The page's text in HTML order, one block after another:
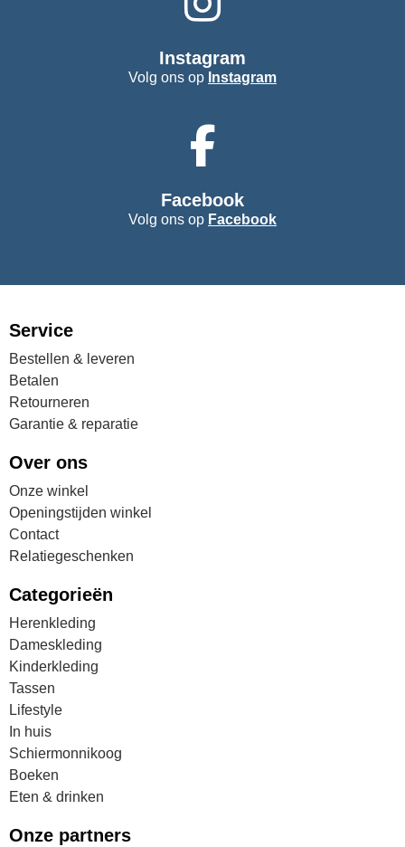
Instagram
Volg ons op Instagram
Facebook
Volg ons op Facebook
Service
Bestellen & leveren
Betalen
Retourneren
Garantie & reparatie
Over ons
Onze winkel
Openingstijden winkel
Contact
Relatiegeschenken
Categorieën
Herenkleding
Dameskleding
Kinderkleding
Tassen
Lifestyle
In huis
Schiermonnikoog
Boeken
Eten & drinken
Onze partners